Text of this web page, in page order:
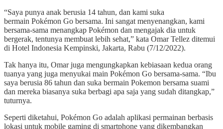
“Saya punya anak berusia 14 tahun, dan kami suka
bermain Pokémon Go bersama. Ini sangat menyenangkan, kami
bersama-sama menangkap Pokémon dan mengajak dia untuk
bergerak, tentunya membuat lebih sehat,” kata Omar Tellez ditemui
di Hotel Indonesia Kempinski, Jakarta, Rabu (7/12/2022).
Tak hanya itu, Omar juga mengungkapkan kebiasaan kedua orang
tuanya yang juga menyukai main Pokémon Go bersama-sama. “Ibu
saya berusia 86 tahun dan suka bermain Pokemon bersama suami
dan mereka biasanya suka berbagi apa saja yang sudah ditangkap,”
tuturnya.
Seperti diketahui, Pokémon Go adalah aplikasi permainan berbasis
lokasi untuk mobile gaming di smartphone yang dikembangkan